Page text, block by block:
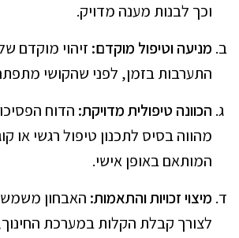
וכך לבנות מענה מדויק.
מניעה וטיפול מוקדם: זיהוי מוקדם
התערבות בזמן, לפני שהקושי
הכוונה טיפולית מדויקת: הדוח
מהווה בסיס לתכנון טיפול רגשי או
המותאם באופן אישי.
מיצוי זכויות והתאמות: האבחון
לצורך קבלת הקלות במערכת